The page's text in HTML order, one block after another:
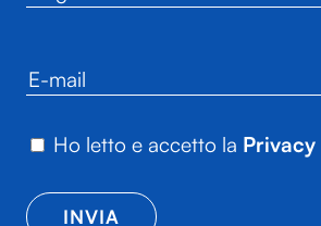
Ho letto e accetto la